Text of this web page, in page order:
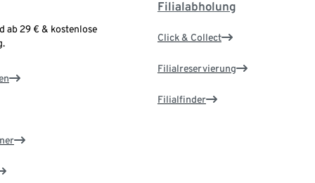
ab 29 € & kostenlose
Filialabholung
Click & Collect
Filialreservierung
Filialfinder